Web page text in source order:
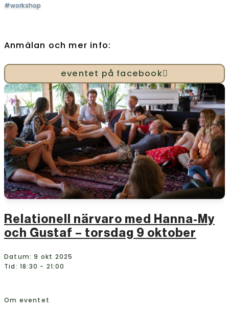
#workshop
Anmälan och mer info:
eventet på facebook
Relationell närvaro med Hanna-My
och Gustaf – torsdag 9 oktober
Datum: 9 okt 2025
Tid: 18:30 - 21:00
Om eventet